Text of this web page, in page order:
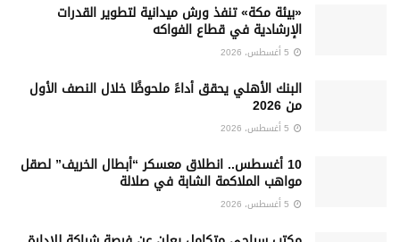
«بيئة مكة» تنفذ ورش ميدانية لتطوير القدرات
الإرشادية في قطاع الفواكه
البنك الأهلي يحقق أداءً ملحوظًا خلال النصف الأول
من 2026
10 أغسطس.. انطلاق معسكر “أبطال الخريف” لصقل
مواهب الملاكمة الشابة في صلالة